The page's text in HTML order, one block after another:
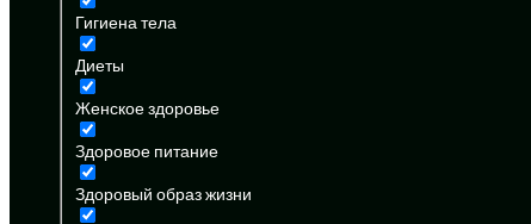
Гигиена тела
Диеты
Женское здоровье
Здоровое питание
Здоровый образ жизни